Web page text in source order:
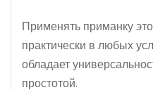
Применять приманку
практически в любых
обладает
простотой.